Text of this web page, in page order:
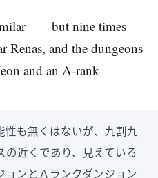
nine times
Renas, and the dungeons
and an A-rank
も無くはないが、九割九
近くであり、見えている
ンとＡランクダンジョン